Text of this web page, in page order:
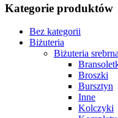
Kategorie produktów
Bez kategorii
Biżuteria
Biżuteria srebrna
Broszki
Bursztyn
Inne
Kolczyki